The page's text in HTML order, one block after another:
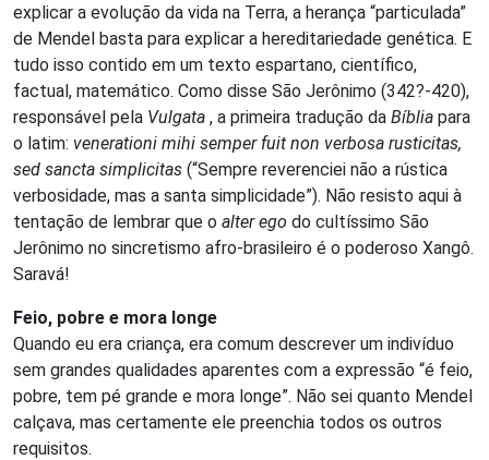
explicar a evolução da vida na Terra, a herança “particulada”
de Mendel basta para explicar a hereditariedade genética. E
tudo isso contido em um texto espartano, científico,
factual, matemático. Como disse São Jerônimo (342?-420),
responsável pela Vulgata , a primeira tradução da Bíblia para
o latim: venerationi mihi semper fuit non verbosa rusticitas,
sed sancta simplicitas (“Sempre reverenciei não a rústica
verbosidade, mas a santa simplicidade”). Não resisto aqui à
tentação de lembrar que o alter ego do cultíssimo São
Jerônimo no sincretismo afro-brasileiro é o poderoso Xangô.
Saravá!
Feio, pobre e mora longe
Quando eu era criança, era comum descrever um indivíduo
sem grandes qualidades aparentes com a expressão “é feio,
pobre, tem pé grande e mora longe”. Não sei quanto Mendel
calçava, mas certamente ele preenchia todos os outros
requisitos.